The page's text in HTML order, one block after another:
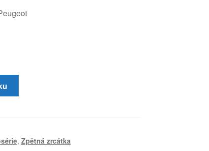
, Zpětná zrcátka